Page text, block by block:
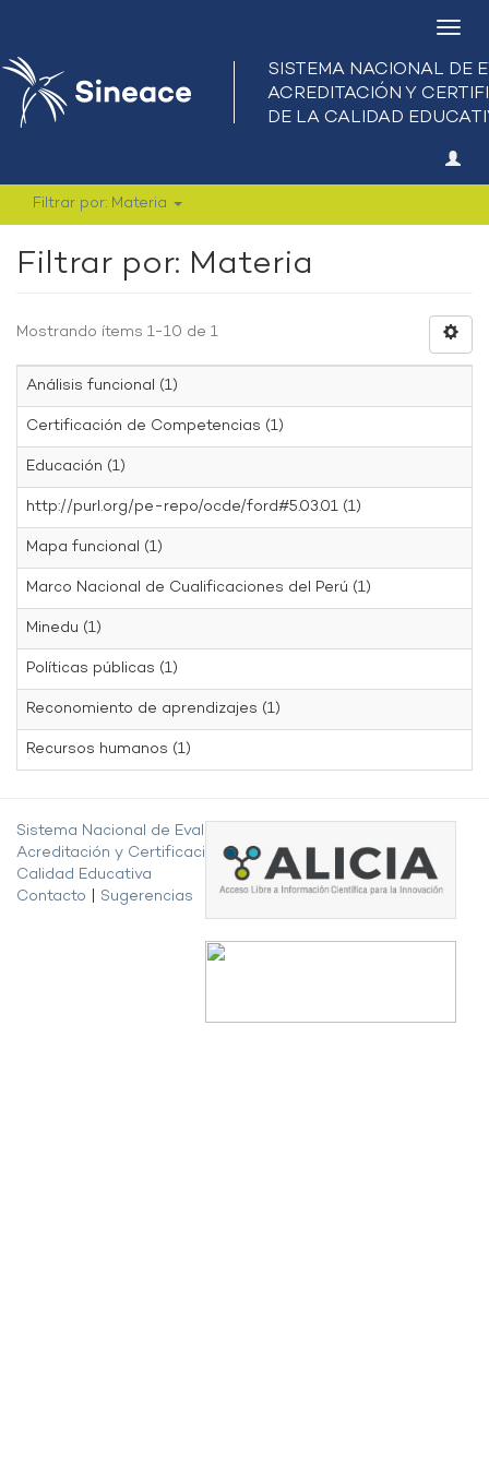
Filtrar por: Materia
Filtrar por: Materia
Mostrando ítems 1-10 de 1
Análisis funcional (1)
Certificación de Competencias (1)
Educación (1)
http://purl.org/pe-repo/ocde/ford#5.03.01 (1)
Mapa funcional (1)
Marco Nacional de Cualificaciones del Perú (1)
Minedu (1)
Políticas públicas (1)
Reconomiento de aprendizajes (1)
Recursos humanos (1)
Sistema Nacional de Evaluación,
Acreditación y Certificación de la
Calidad Educativa
Contacto
Sugerencias